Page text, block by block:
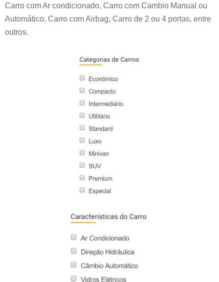
Carro com Ar condicionado, Carro com Cambio Manual ou
Automático, Carro com Airbag, Carro de 2 ou 4 portas, entre
outros.